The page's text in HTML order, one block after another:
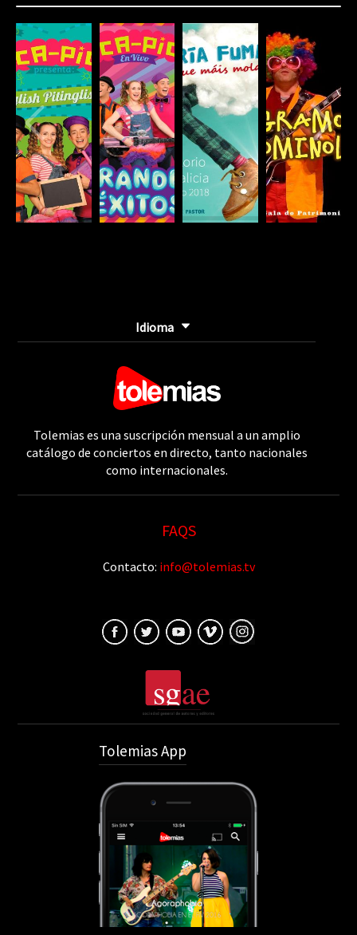
Complete
(danger)
Idioma
Tolemias es una suscripción mensual a un amplio
catálogo de conciertos en directo, tanto nacionales
como internacionales.
FAQS
Contacto: info@tolemias.tv
Tolemias App